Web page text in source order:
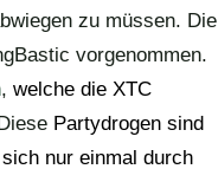
zu müssen. Die
vorgenommen.
, welche die XTC
Partydrogen sind
nur einmal durch